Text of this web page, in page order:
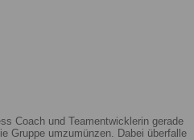
Coach und Teamentwicklerin gerade
Gruppe umzumünzen. Dabei überfalle